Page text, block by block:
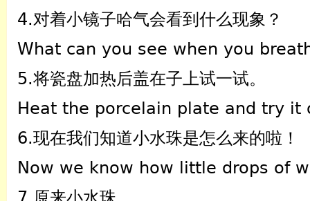
4.对着小镜子哈气会看到什么现象？
What can you see when you
5.将瓷盘加热后盖在子上试一试。
Heat the porcelain plate and try it
6.现在我们知道小水珠是怎么来的啦！
Now we know how little drops of